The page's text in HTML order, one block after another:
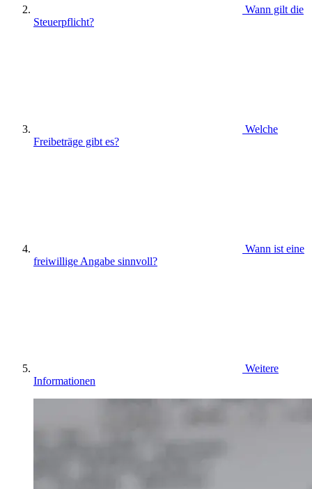
Wann gilt die
Steuerpflicht?
Welche
Freibeträge gibt es?
Wann ist eine
freiwillige Angabe sinnvoll?
Weitere
Informationen